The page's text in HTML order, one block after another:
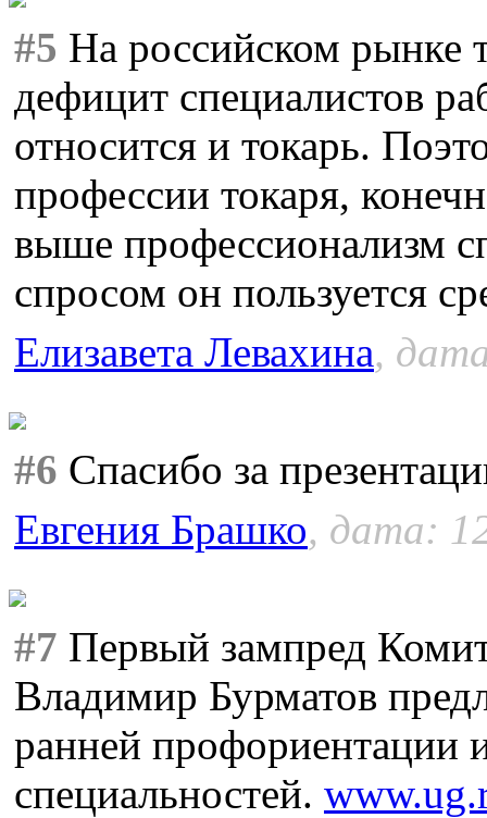
#5 На российском рынке
дефицит специалистов
относится и токарь.
профессии токаря,
выше профессионализм
спросом он пользуется
Елизавета Левахина,
#6 Спасибо за
Евгения Брашко, дата:
#7 Первый зампред
Владимир Бурматов
ранней профориентации
специальностей.